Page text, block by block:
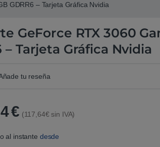
GDRR6 – Tarjeta Gráfica Nvidia
GeForce RTX 3060
– Tarjeta Gráfica Nvidia
tu reseña
€ (117,64€ sin IVA)
al instante desde